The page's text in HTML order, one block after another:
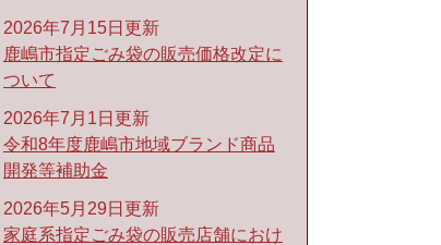
2026年7月15日更新
鹿嶋市指定ごみ袋の販売価格改定に
ついて
2026年7月1日更新
令和8年度鹿嶋市地域ブランド商品
開発等補助金
2026年5月29日更新
家庭系指定ごみ袋の販売店舗におけ